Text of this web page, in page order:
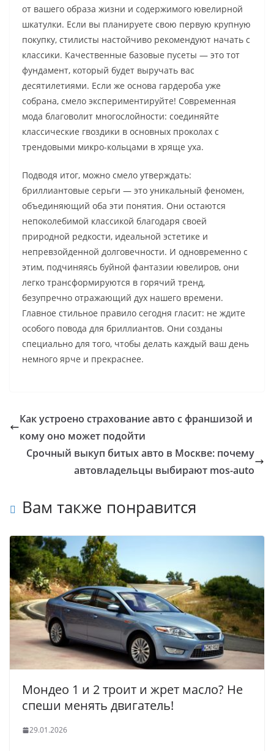
от вашего образа жизни и содержимого ювелирной
шкатулки. Если вы планируете свою первую крупную
покупку, стилисты настойчиво рекомендуют начать с
классики. Качественные базовые пусеты — это тот
фундамент, который будет выручать вас
десятилетиями. Если же основа гардероба уже
собрана, смело экспериментируйте! Современная
мода благоволит многослойности: соединяйте
классические гвоздики в основных проколах с
трендовыми микро-кольцами в хряще уха.
Подводя итог, можно смело утверждать:
бриллиантовые серьги — это уникальный феномен,
объединяющий оба эти понятия. Они остаются
непоколебимой классикой благодаря своей
природной редкости, идеальной эстетике и
непревзойденной долговечности. И одновременно с
этим, подчиняясь буйной фантазии ювелиров, они
легко трансформируются в горячий тренд,
безупречно отражающий дух нашего времени.
Главное стильное правило сегодня гласит: не ждите
особого повода для бриллиантов. Они созданы
специально для того, чтобы делать каждый ваш день
немного ярче и прекраснее.
Как устроено страхование авто с франшизой и
кому оно может подойти
Срочный выкуп битых авто в Москве: почему
автовладельцы выбирают mos-auto
Вам также понравится
Мондео 1 и 2 троит и жрет масло? Не
спеши менять двигатель!
29.01.2026